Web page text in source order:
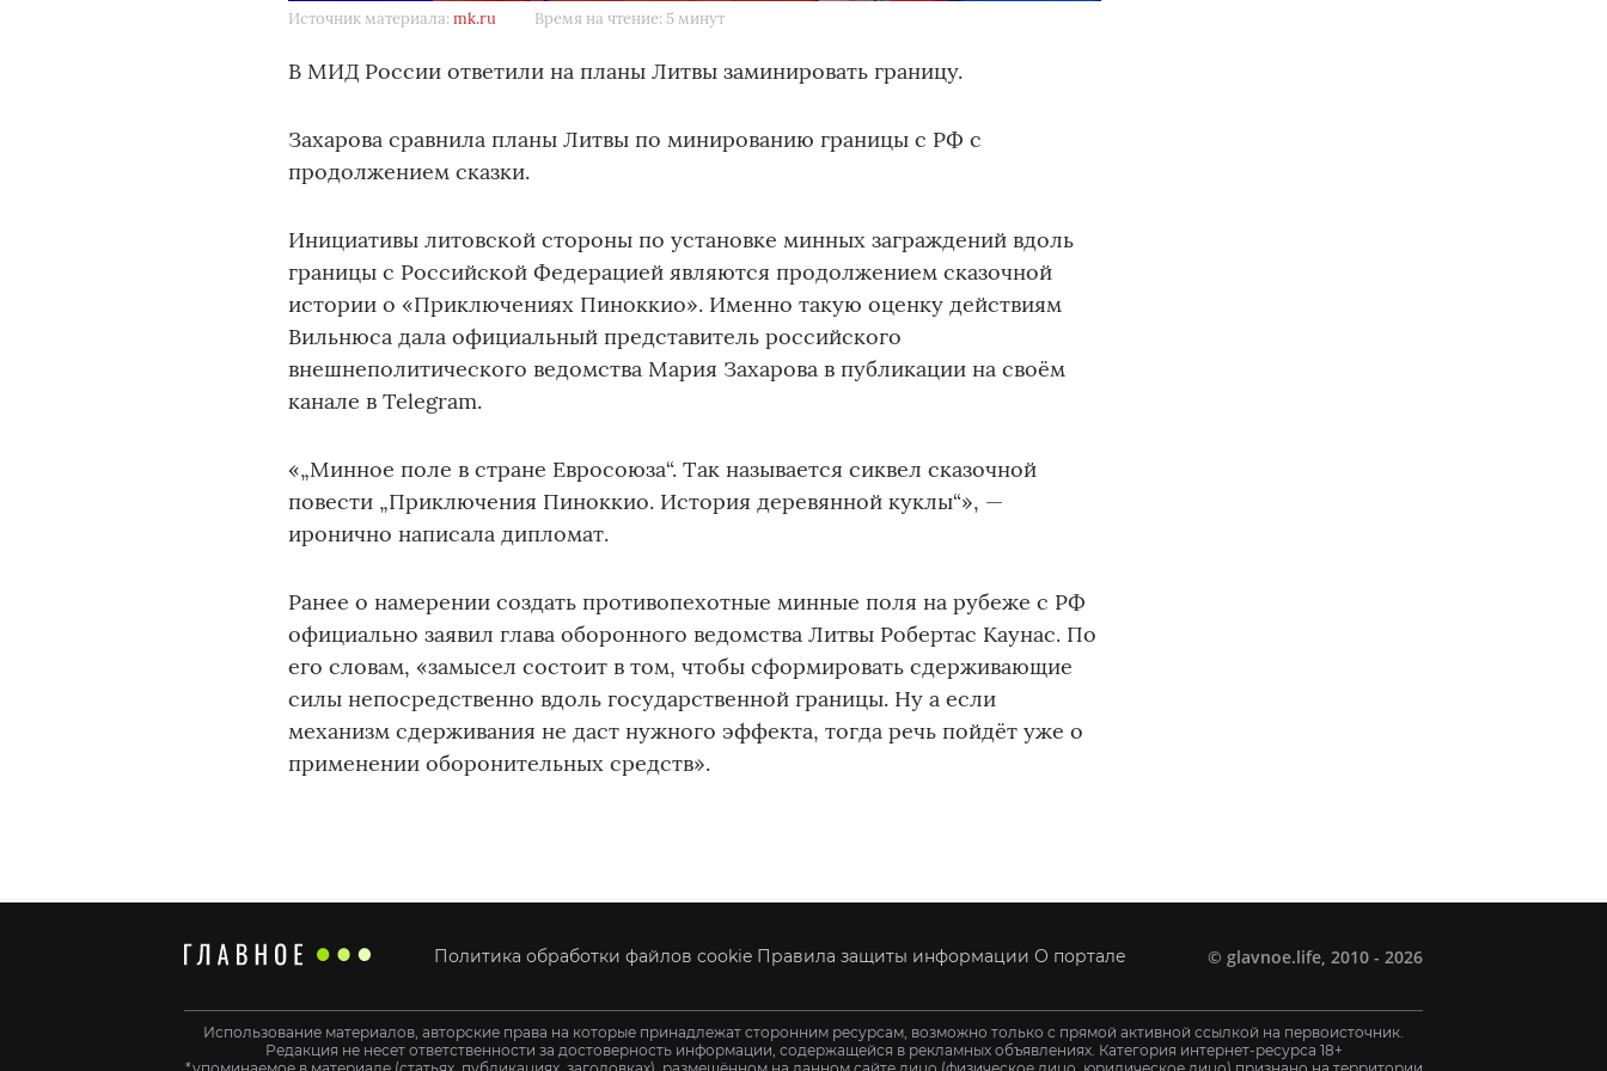
Источник материала:mk.ru Время на чтение: 5 минут
В МИД России ответили на планы Литвы заминировать границу.
Захарова сравнила планы Литвы по минированию границы с РФ с
продолжением сказки.
Инициативы литовской стороны по установке минных заграждений вдоль
границы с Российской Федерацией являются продолжением сказочной
истории о «Приключениях Пиноккио». Именно такую оценку действиям
Вильнюса дала официальный представитель российского
внешнеполитического ведомства Мария Захарова в публикации на своём
канале в Telegram.
«„Минное поле в стране Евросоюза“. Так называется сиквел сказочной
повести „Приключения Пиноккио. История деревянной куклы“», —
иронично написала дипломат.
Ранее о намерении создать противопехотные минные поля на рубеже с РФ
официально заявил глава оборонного ведомства Литвы Робертас Каунас. По
его словам, «замысел состоит в том, чтобы сформировать сдерживающие
силы непосредственно вдоль государственной границы. Ну а если
механизм сдерживания не даст нужного эффекта, тогда речь пойдёт уже о
применении оборонительных средств».
Политика обработки файлов cookie Правила защиты информации О портале © glavnoe.life , 2010 - 2026
Использование материалов, авторские права на которые принадлежат сторонним ресурсам, возможно только с прямой активной ссылкой на первоисточник.
Редакция не несет ответственности за достоверность информации, содержащейся в рекламных объявлениях. Категория интернет-ресурса 18+